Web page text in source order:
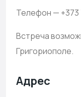
Телефон — +373
Встреча
Григориополе.
Адрес